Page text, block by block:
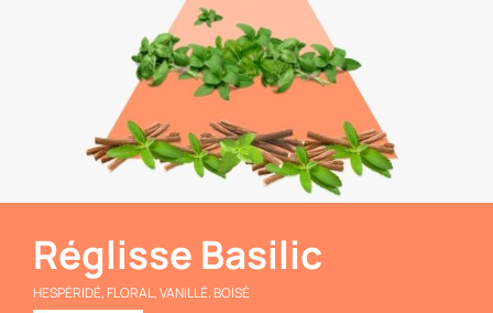
Réglisse Basilic
HESPÉRIDÉ, FLORAL, VANILLÉ, BOISÉ